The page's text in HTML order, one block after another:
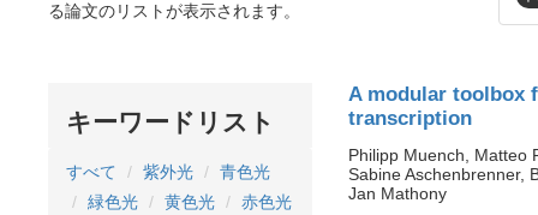
る論文のリストが表示されます。
キーワードリスト
すべて 紫外光
青色光
緑色光
黄色光
赤色光
A modular toolbox
transcription
Philipp Muench, Matteo
Sabine Aschenbrenner,
Jan Mathony